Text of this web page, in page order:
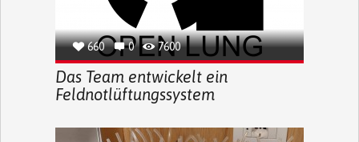
660 0 7600
Das Team entwickelt ein
Feldnotlüftungssystem